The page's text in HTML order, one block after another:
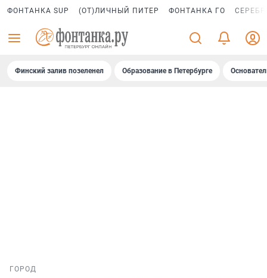
ФОНТАНКА SUP (ОТ)ЛИЧНЫЙ ПИТЕР ФОНТАНКА ГО
Финский залив позеленел Образование в Петербурге
ГОРОД